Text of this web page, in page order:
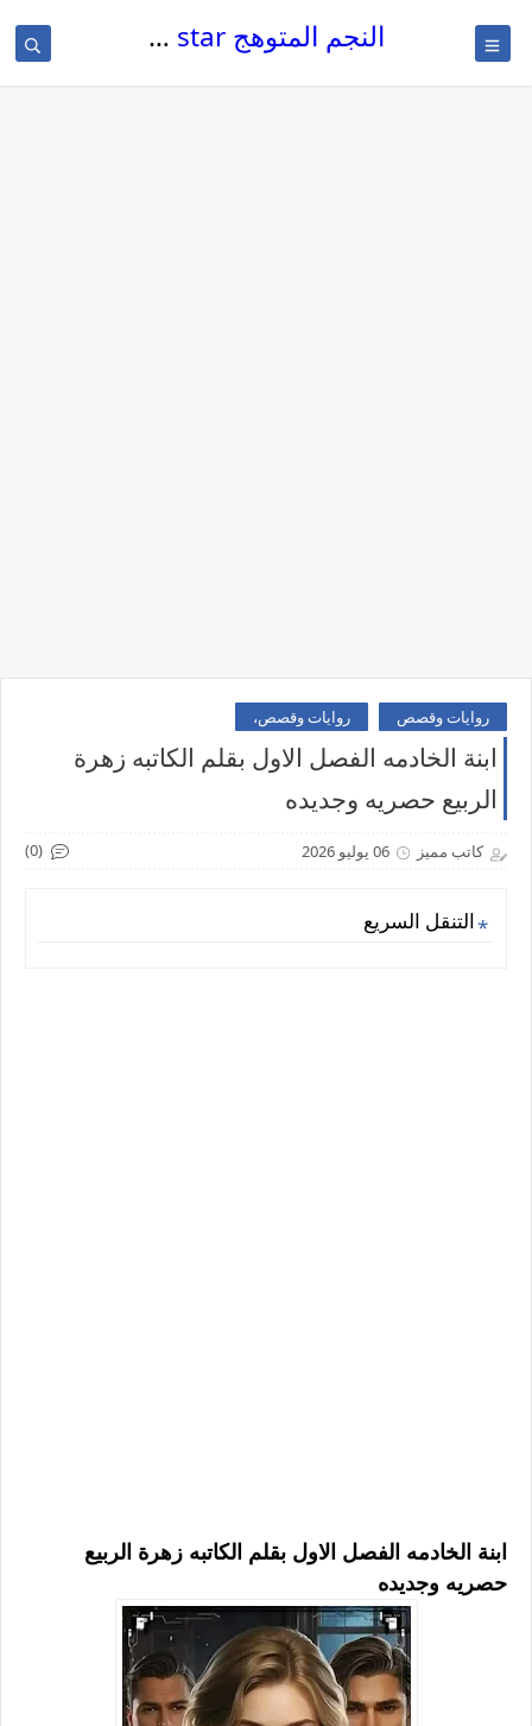
النجم المتوهج The glowing star
روايات وقصص روايات وقصص،
ابنة الخادمه الفصل الاول بقلم الكاتبه زهرة
الربيع حصريه وجديده
كاتب مميز 06 يوليو 2026 (0)
التنقل السريع
ابنة الخادمه الفصل الاول بقلم الكاتبه زهرة الربيع
حصريه وجديده